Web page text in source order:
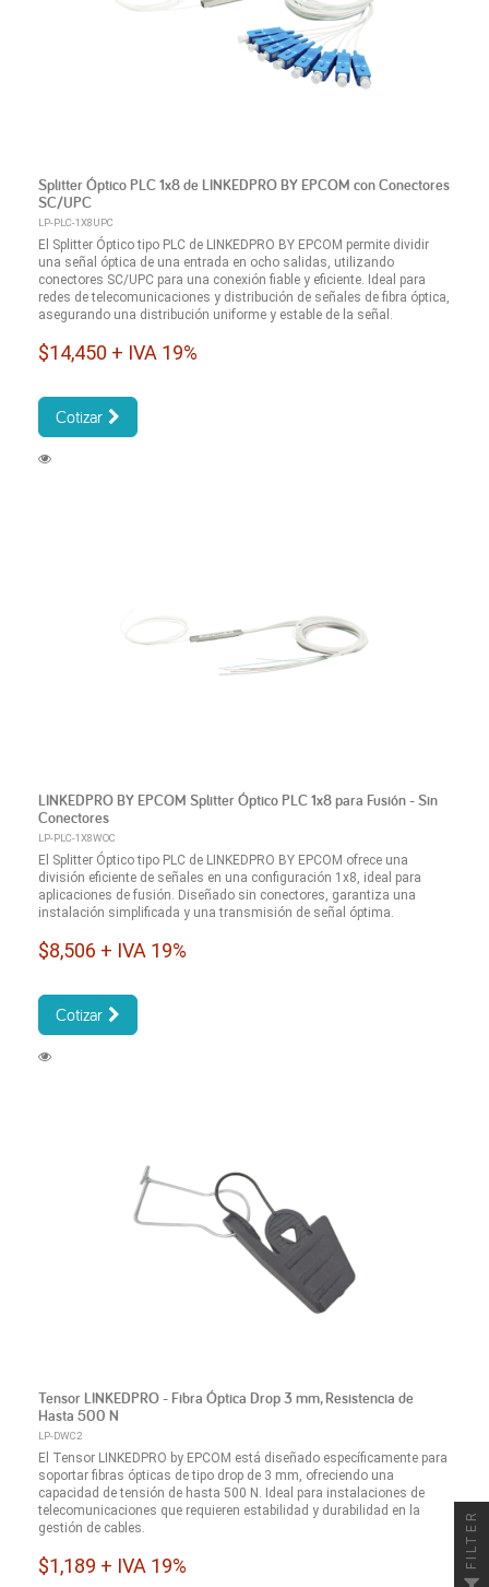
Splitter Óptico PLC 1x8 de LINKEDPRO BY EPCOM con Conectores
SC/UPC
LP-PLC-1X8UPC
El Splitter Óptico tipo PLC de LINKEDPRO BY EPCOM permite dividir
una señal óptica de una entrada en ocho salidas, utilizando
conectores SC/UPC para una conexión fiable y eficiente. Ideal para
redes de telecomunicaciones y distribución de señales de fibra óptica,
asegurando una distribución uniforme y estable de la señal.
$14,450 + IVA 19%
Cotizar
LINKEDPRO BY EPCOM Splitter Óptico PLC 1x8 para Fusión - Sin
Conectores
LP-PLC-1X8WOC
El Splitter Óptico tipo PLC de LINKEDPRO BY EPCOM ofrece una
división eficiente de señales en una configuración 1x8, ideal para
aplicaciones de fusión. Diseñado sin conectores, garantiza una
instalación simplificada y una transmisión de señal óptima.
$8,506 + IVA 19%
Cotizar
Tensor LINKEDPRO - Fibra Óptica Drop 3 mm, Resistencia de
Hasta 500 N
LP-DWC2
El Tensor LINKEDPRO by EPCOM está diseñado específicamente para
soportar fibras ópticas de tipo drop de 3 mm, ofreciendo una
capacidad de tensión de hasta 500 N. Ideal para instalaciones de
telecomunicaciones que requieren estabilidad y durabilidad en la
gestión de cables.
$1,189 + IVA 19% FILTER